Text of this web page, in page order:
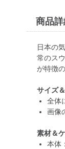
商品詳
日本の
常のス
が特徴
サイズ
全体
画像
素材＆
本体